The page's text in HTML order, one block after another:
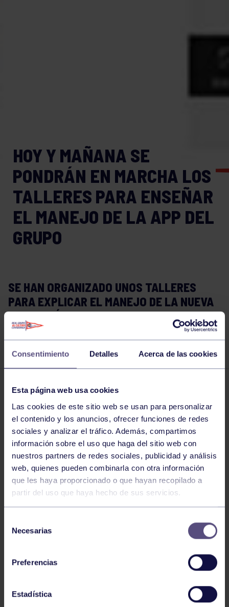
Consentimiento Detalles Acerca de las cookies
Esta página web usa cookies
Las cookies de este sitio web se usan para personalizar
el contenido y los anuncios, ofrecer funciones de redes
sociales y analizar el tráfico. Además, compartimos
información sobre el uso que haga del sitio web con
nuestros partners de redes sociales, publicidad y análisis
web, quienes pueden combinarla con otra información
que les haya proporcionado o que hayan recopilado a
partir del uso que haya hecho de sus servicios.
Necesarias
Preferencias
Estadística
HOY Y MAÑANA SE
PONDRÁN EN MARCHA LOS
TALLERES PARA ENSEÑAR
EL MANEJO DE LA APP DEL
GRUPO
SE HAN ORGANIZADO UNOS TALLERES
PARA EXPLICAR EL MANEJO DE LA NUEVA
APLICACIÓN DEL GRUPO EL JUEVES, 16 DE
ENERO, DE 19:30 A 20:30 H. Y EL VIERNES,
17 DE ENERO, DE 13:00 A 14:00 H.
Otras noticias
Comparte
Esta app ofrece una consulta ágil de contenidos, la
gestión telemática de reservas e inscripciones. Otra de
accesibilidad, consulta y gestión del socio a través de
su área privada, permitiéndole la inscripción a
cursillos, consulta de plazas libres, reserva de
instalaciones en menor tiempo, así como monedero